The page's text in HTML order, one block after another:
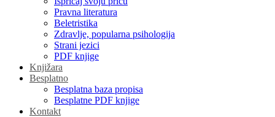
Pravna literatura
Beletristika
Zdravlje, popularna psihologija
Strani jezici
PDF knjige
Knjižara
Besplatno
Besplatna baza propisa
Besplatne PDF knjige
Kontakt